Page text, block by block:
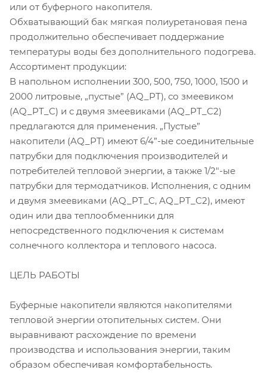
или от буферного накопителя.
Обхватывающий бак мягкая полиуретановая пена
продолжительно обеспечивает поддержание
температуры воды без дополнительного подогрева.
Ассортимент продукции:
В напольном исполнении 300, 500, 750, 1000, 1500 и
2000 литровые, „пустые” (AQ_PT), со змеевиком
(AQ_PT_C) и с двумя змеевиками (AQ_PT_C2)
предлагаются для применения. „Пустые”
накопители (AQ_PT) имеют 6/4”-ые соединительные
патрубки для подключения производителей и
потребителей тепловой энергии, а также 1/2"-ые
патрубки для термодатчиков. Исполнения, с одним
и двумя змеевиками (AQ_PT_C, AQ_PT_C2), имеют
один или два теплообменники для
непосредственного подключения к системам
солнечного коллектора и теплового насоса.
ЦЕЛЬ РАБОТЫ
Буферные накопители являются накопителями
тепловой энергии отопительных систем. Они
выравнивают расхождение по времени
производства и использования энергии, таким
образом обеспечивая комфортабельность.